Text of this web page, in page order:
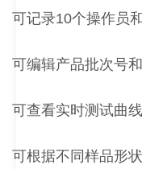
可记录10个操作员
可编辑产品批次号
可查看实时测试曲线
可根据不同样品形